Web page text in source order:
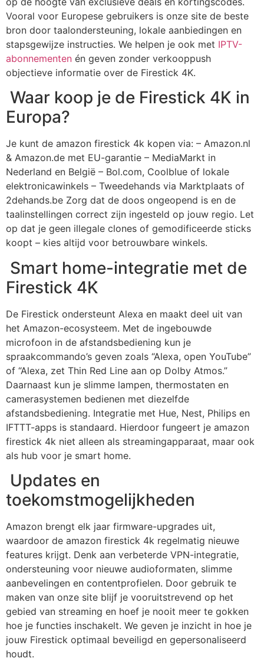
Vooral voor Europese gebruikers is onze site de beste
bron door taalondersteuning, lokale aanbiedingen en
stapsgewijze instructies. We helpen je ook met IPTV-
abonnementen én geven zonder verkooppush
objectieve informatie over de Firestick 4K.
Waar koop je de Firestick 4K in
Europa?
Je kunt de amazon firestick 4k kopen via: – Amazon.nl
& Amazon.de met EU-garantie – MediaMarkt in
Nederland en België – Bol.com, Coolblue of lokale
elektronicawinkels – Tweedehands via Marktplaats of
2dehands.be Zorg dat de doos ongeopend is en de
taalinstellingen correct zijn ingesteld op jouw regio. Let
op dat je geen illegale clones of gemodificeerde sticks
koopt – kies altijd voor betrouwbare winkels.
Smart home-integratie met de
Firestick 4K
De Firestick ondersteunt Alexa en maakt deel uit van
het Amazon-ecosysteem. Met de ingebouwde
microfoon in de afstandsbediening kun je
spraakcommando’s geven zoals “Alexa, open YouTube”
of “Alexa, zet Thin Red Line aan op Dolby Atmos.”
Daarnaast kun je slimme lampen, thermostaten en
camerasystemen bedienen met diezelfde
afstandsbediening. Integratie met Hue, Nest, Philips en
IFTTT-apps is standaard. Hierdoor fungeert je amazon
firestick 4k niet alleen als streamingapparaat, maar ook
als hub voor je smart home.
Updates en
toekomstmogelijkheden
Amazon brengt elk jaar firmware-upgrades uit,
waardoor de amazon firestick 4k regelmatig nieuwe
features krijgt. Denk aan verbeterde VPN-integratie,
ondersteuning voor nieuwe audioformaten, slimme
aanbevelingen en contentprofielen. Door gebruik te
maken van onze site blijf je vooruitstrevend op het
gebied van streaming en hoef je nooit meer te gokken
hoe je functies inschakelt. We geven je inzicht in hoe je
jouw Firestick optimaal beveiligd en gepersonaliseerd
houdt.